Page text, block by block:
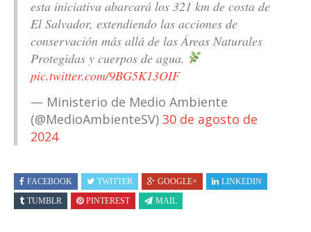
esta iniciativa abarcará los 321 km de costa de
El Salvador, extendiendo las acciones de
conservación más allá de las Áreas Naturales
Protegidas y cuerpos de agua.
pic.twitter.com/9BG5K13OIF
— Ministerio de Medio Ambiente
(@MedioAmbienteSV) 30 de agosto de
2024
FACEBOOK TWITTER GOOGLE+
LINKEDIN
TUMBLR
PINTEREST MAIL